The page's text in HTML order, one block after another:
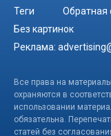
Теги Обратная
Без картинок
Реклама:
Все права на
охраняются в
использовании
обязательна.
статей без